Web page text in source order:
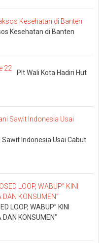
Kesehatan di Banten
Plt Wali Kota Hadiri Hut
Indonesia Usai Cabut
LOOP, WABUP” KINI
KONSUMEN”